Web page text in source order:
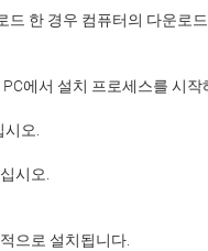
한 경우 컴퓨터의 다운로
으로 설치됩니다.